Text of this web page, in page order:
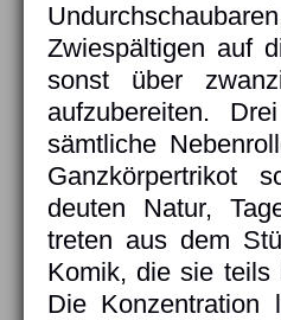
Zwiespältigen auf
sonst über
aufzubereiten.
sämtliche
Ganzkörpertrikot
deuten Natur,
treten aus dem
Komik, die sie teils
Die Konzentration